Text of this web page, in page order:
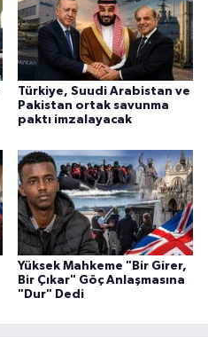
Türkiye, Suudi Arabistan ve
Pakistan ortak savunma
paktı imzalayacak
Yüksek Mahkeme "Bir Girer,
Bir Çıkar" Göç Anlaşmasına
"Dur" Dedi